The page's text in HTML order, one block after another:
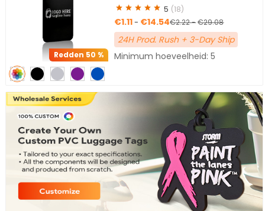
Redden 50 %
5 (18)
€1.11- €14.54€2.22-€29.08
24H Prod. Rush + 3-Day Ship
Minimum hoeveelheid: 5